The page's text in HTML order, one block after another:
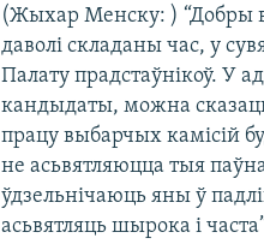
(Жыхар Менску: ) “Добры
даволі складаны час, у
Палату прадстаўнікоў. У
кандыдаты, можна
працу выбарчых камісій
не асьвятляюцца тыя
ўдзельнічаюць яны ў
асьвятляць шырока і